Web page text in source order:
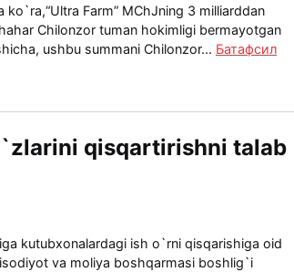
Farm” MChJning 3 milliarddan
Chilonzor tuman hokimligi bermayotgan
ushbu summani Chilonzor... Батафсил
qisqartirishni talab
kutubxonalardagi ish o`rni qisqarishiga oid
va moliya boshqarmasi boshlig`i